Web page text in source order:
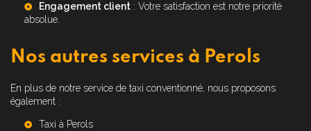
Engagement client : Votre satisfaction est notre priorité
absolue.
Nos autres services à Perols
En plus de notre service de taxi conventionné, nous proposons
également :
Taxi à Perols